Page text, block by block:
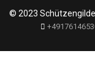
© 2023